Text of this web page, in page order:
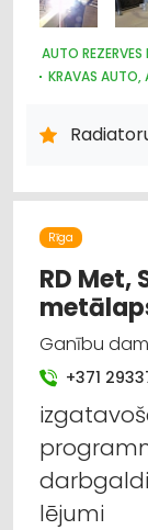
AUTO
KRAVAS AUTO,
AUTO
AUTO
Rīga
RD Met,
Ganību
+371
lējumi